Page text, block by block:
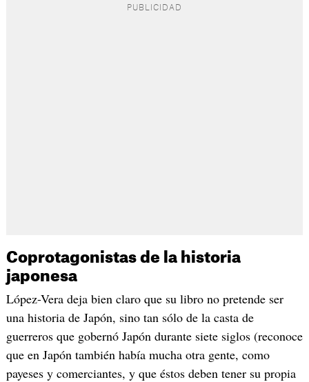
Coprotagonistas de la historia
japonesa
López-Vera deja bien claro que su libro no pretende ser
una historia de Japón, sino tan sólo de la casta de
guerreros que gobernó Japón durante siete siglos (reconoce
que en Japón también había mucha otra gente, como
payeses y comerciantes, y que éstos deben tener su propia